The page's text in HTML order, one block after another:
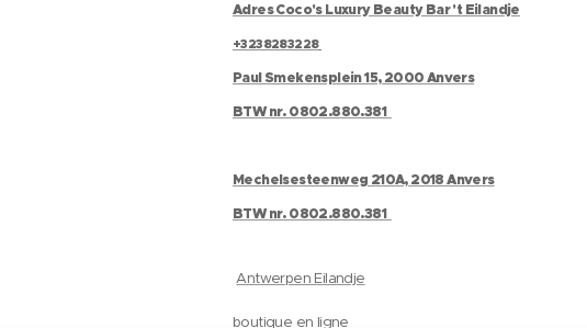
Adres Coco's Luxury Beauty Bar 't Eilandje
+3238283228
Paul Smekensplein 15, 2000 Anvers
BTW nr. 0802.880.381
Mechelsesteenweg 210A, 2018 Anvers
BTW nr. 0802.880.381
Antwerpen Eilandje
boutique en ligne